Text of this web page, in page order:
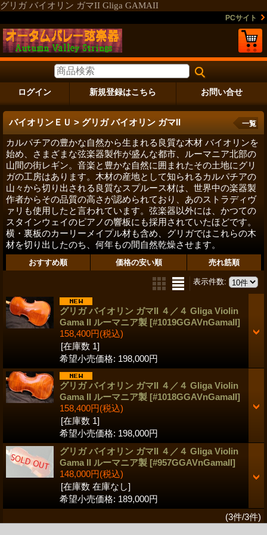
グリガ バイオリン ガマII Gliga GAMAII
PCサイト
ログイン 新規登録はこちら お問い合せ
バイオリンＥＵ > グリガ バイオリン ガマII
カルパチアの豊かな自然から生まれる良質な木材 バイオリンを
始め、さまざまな弦楽器製作が盛んな都市、ルーマニア北部の
山間の街レギン。音楽と豊かな自然に囲まれたその土地にグリ
ガの工房はあります。木材の産地として知られるカルパチアの
山々から切り出される良質なスプルース材は、世界中の楽器製
作者からその品質の高さが認められており、あのストラディヴ
ァリも使用したと言われています。弦楽器以外には、かつての
スタインウェイのピアノの響板にも採用されていたほどです。
横・裏板のカーリーメイプル材も含め、グリガではこれらの木
材を切り出したのち、何年もの間自然乾燥させます。
一覧
おすすめ順 価格の安い順 売れ筋順
表示件数:
グリガ バイオリン ガマII ４／４ Gliga Violin
Gama II ルーマニア製 [#1019GGAVnGamaII]
158,400円(税込)
[在庫数 1]
希望小売価格: 198,000円
グリガ バイオリン ガマII ４／４ Gliga Violin
Gama II ルーマニア製 [#1018GGAVnGamaII]
158,400円(税込)
[在庫数 1]
希望小売価格: 198,000円
グリガ バイオリン ガマII ４／４ Gliga Violin
Gama II ルーマニア製 [#957GGAVnGamaII]
148,000円(税込)
[在庫数 在庫なし]
希望小売価格: 189,000円
(3件/3件)